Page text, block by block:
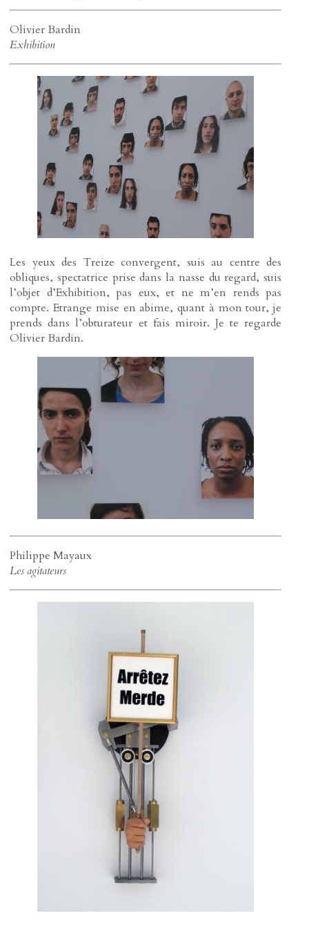
Olivier Bardin
Exhibition
Les yeux des Treize convergent, suis au centre des
obliques, spectatrice prise dans la nasse du regard, suis
l’objet d’Exhibition, pas eux, et ne m’en rends pas
compte. Etrange mise en abime, quant à mon tour, je
prends dans l’obturateur et fais miroir. Je te regarde
Olivier Bardin.
Philippe Mayaux
Les agitateurs